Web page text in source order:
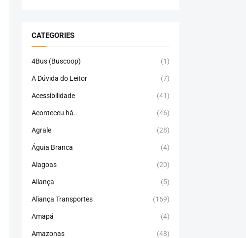
CATEGORIES
4Bus (Buscoop) (1)
A Dúvida do Leitor (7)
Acessibilidade (41)
Aconteceu há.. (46)
Agrale (28)
Águia Branca (4)
Alagoas (20)
Aliança (5)
Aliança Transportes (169)
Amapá (4)
Amazonas (48)